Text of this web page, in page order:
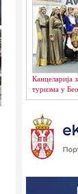
туризма у